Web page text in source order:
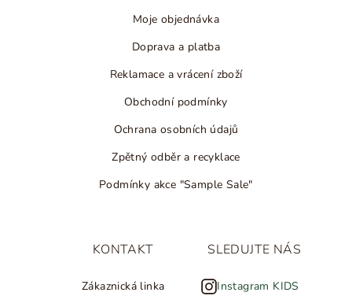
Moje objednávka
Doprava a platba
Reklamace a vrácení zboží
Obchodní podmínky
Ochrana osobních údajů
Zpětný odběr a recyklace
Podmínky akce "Sample Sale"
KONTAKT
Zákaznická linka
SLEDUJTE NÁS
Instagram KIDS